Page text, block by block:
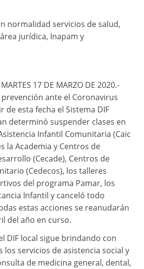
normalidad servicios de salud,
jurídica, Inapam y
17 DE MARZO DE 2020.-
ante el Coronavirus
de esta fecha el Sistema DIF
determinó suspender clases en
Infantil Comunitaria (Caic
la Academia y Centros de
(Cecade), Centros de
(Cedecos), los talleres
del programa Pamar, los
Infantil y canceló todo
estas acciones se reanudarán
del año en curso.
DIF local sigue brindando con
servicios de asistencia social y
de medicina general, dental,